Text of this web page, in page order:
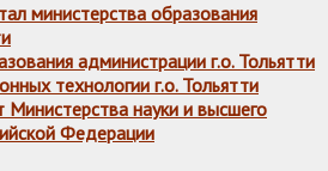
министерства образования
администрации г.о. Тольятти
технологии г.о. Тольятти
науки и высшего
Федерации